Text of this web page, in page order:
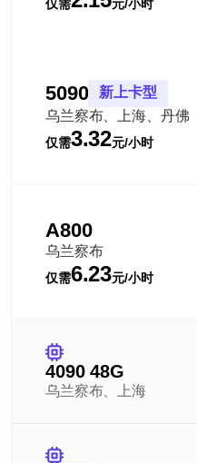
仅需 元/小时
5090
新上卡型
乌兰察布、上海、丹佛
仅需3.32元/小时
A800
乌兰察布
仅需6.23元/小时
4090 48G
乌兰察布、上海